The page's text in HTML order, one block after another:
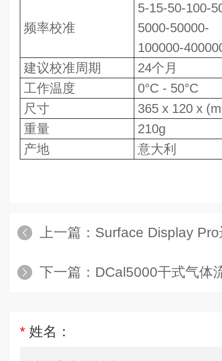
频率校准
5-15-50-100-
5000-50000-
100000-
建议校准周期
24个月
工作温度
0°C - 50°C
尺寸
365 x 120 x
重量
210g
产地
意大利
上一篇： Surface Display
下一篇： DCal5000干式气体流
* 姓名：